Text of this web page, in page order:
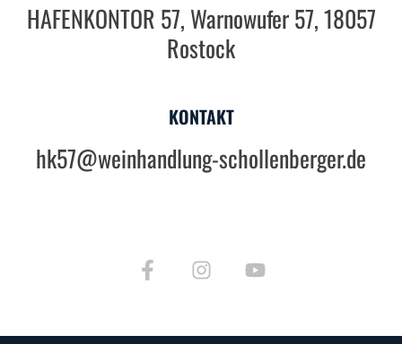
HAFENKONTOR 57, Warnowufer 57, 18057
Rostock
KONTAKT
hk57@weinhandlung-schollenberger.de